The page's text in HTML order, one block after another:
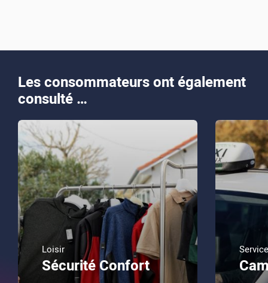
Les consommateurs ont également
consulté …
Loisir
Sécurité Confort
Service